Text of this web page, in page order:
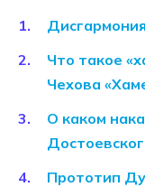
Что такое
Чехова
О каком
Прототип